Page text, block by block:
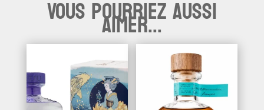
Vous pourriez aussi
aimer...